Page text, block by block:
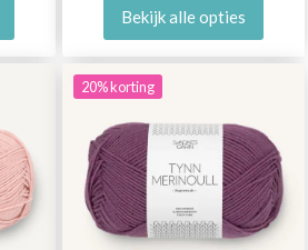
Bekijk alle opties
20% korting